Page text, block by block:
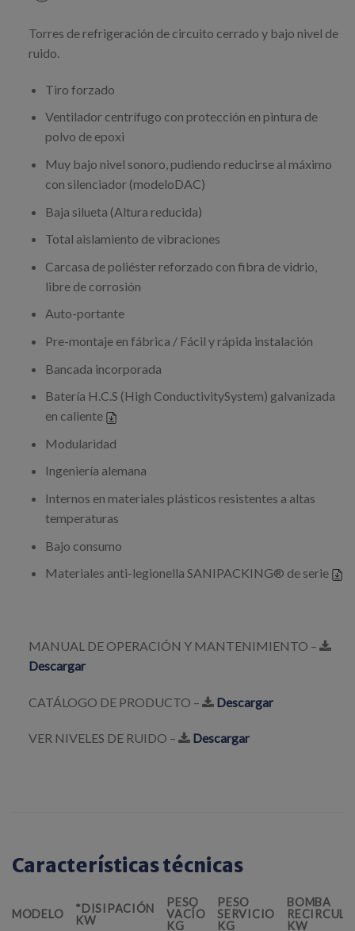
Torres de refrigeración de circuito cerrado y bajo nivel de
ruido.
Tiro forzado
Ventilador centrífugo con protección en pintura de
polvo de epoxi
Muy bajo nivel sonoro, pudiendo reducirse al máximo
con silenciador (modeloDAC)
Baja silueta (Altura reducida)
Total aislamiento de vibraciones
Carcasa de poliéster reforzado con fibra de vidrio,
libre de corrosión
Auto-portante
Pre-montaje en fábrica / Fácil y rápida instalación
Bancada incorporada
Batería H.C.S (High ConductivitySystem) galvanizada
en caliente
Modularidad
Ingeniería alemana
Internos en materiales plásticos resistentes a altas
temperaturas
Bajo consumo
Materiales anti-legionella SANIPACKING® de serie
MANUAL DE OPERACIÓN Y MANTENIMIENTO –
Descargar
CATÁLOGO DE PRODUCTO – Descargar
VER NIVELES DE RUIDO – Descargar
Características técnicas
MODELO
*DISIPACIÓN
KW
PESO
VACÍO
KG
PESO
SERVICIO
KG
BOMBA
KW